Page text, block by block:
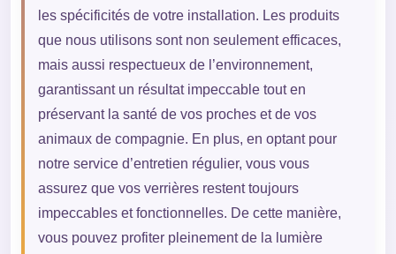
les spécificités de votre installation. Les produits
que nous utilisons sont non seulement efficaces,
mais aussi respectueux de l’environnement,
garantissant un résultat impeccable tout en
préservant la santé de vos proches et de vos
animaux de compagnie. En plus, en optant pour
notre service d’entretien régulier, vous vous
assurez que vos verrières restent toujours
impeccables et fonctionnelles. De cette manière,
vous pouvez profiter pleinement de la lumière